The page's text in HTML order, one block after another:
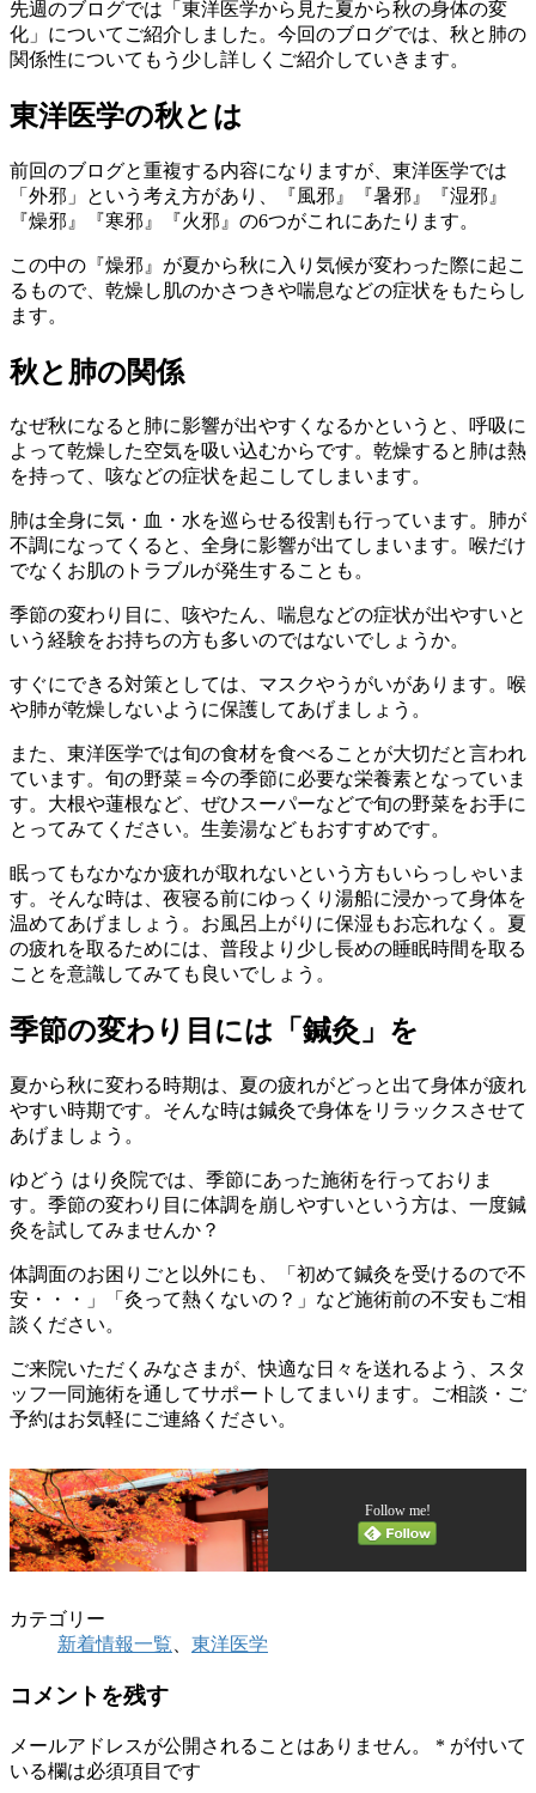
先週のブログでは「東洋医学から見た夏から秋の身体の変
化」についてご紹介しました。今回のブログでは、秋と肺の
関係性についてもう少し詳しくご紹介していきます。
東洋医学の秋とは
前回のブログと重複する内容になりますが、東洋医学では
「外邪」という考え方があり、『風邪』『暑邪』『湿邪』
『燥邪』『寒邪』『火邪』の6つがこれにあたります。
この中の『燥邪』が夏から秋に入り気候が変わった際に起こ
るもので、乾燥し肌のかさつきや喘息などの症状をもたらし
ます。
秋と肺の関係
なぜ秋になると肺に影響が出やすくなるかというと、呼吸に
よって乾燥した空気を吸い込むからです。乾燥すると肺は熱
を持って、咳などの症状を起こしてしまいます。
肺は全身に気・血・水を巡らせる役割も行っています。肺が
不調になってくると、全身に影響が出てしまいます。喉だけ
でなくお肌のトラブルが発生することも。
季節の変わり目に、咳やたん、喘息などの症状が出やすいと
いう経験をお持ちの方も多いのではないでしょうか。
すぐにできる対策としては、マスクやうがいがあります。喉
や肺が乾燥しないように保護してあげましょう。
また、東洋医学では旬の食材を食べることが大切だと言われ
ています。旬の野菜＝今の季節に必要な栄養素となっていま
す。大根や蓮根など、ぜひスーパーなどで旬の野菜をお手に
とってみてください。生姜湯などもおすすめです。
眠ってもなかなか疲れが取れないという方もいらっしゃいま
す。そんな時は、夜寝る前にゆっくり湯船に浸かって身体を
温めてあげましょう。お風呂上がりに保湿もお忘れなく。夏
の疲れを取るためには、普段より少し長めの睡眠時間を取る
ことを意識してみても良いでしょう。
季節の変わり目には「鍼灸」を
夏から秋に変わる時期は、夏の疲れがどっと出て身体が疲れ
やすい時期です。そんな時は鍼灸で身体をリラックスさせて
あげましょう。
ゆどう はり灸院では、季節にあった施術を行っておりま
す。季節の変わり目に体調を崩しやすいという方は、一度鍼
灸を試してみませんか？
体調面のお困りごと以外にも、「初めて鍼灸を受けるので不
安・・・」「灸って熱くないの？」など施術前の不安もご相
談ください。
ご来院いただくみなさまが、快適な日々を送れるよう、スタ
ッフ一同施術を通してサポートしてまいります。ご相談・ご
予約はお気軽にご連絡ください。
Follow me!
カテゴリー
新着情報一覧
東洋医学
コメントを残す
メールアドレスが公開されることはありません。 * が付いて
いる欄は必須項目です